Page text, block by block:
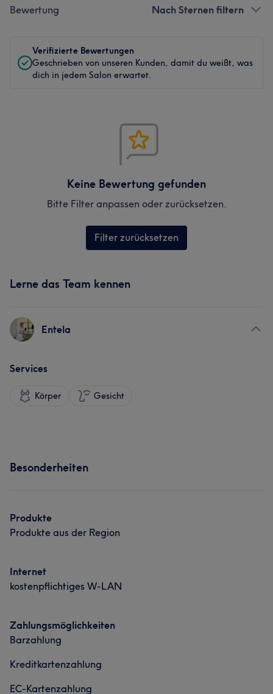
Bewertung Nach Sternen filtern
Verifizierte Bewertungen
Geschrieben von unseren Kunden, damit du weißt, was
dich in jedem Salon erwartet.
Keine Bewertung gefunden
Bitte Filter anpassen oder zurücksetzen.
Filter zurücksetzen
Lerne das Team kennen
Entela
Services
Körper Gesicht
Besonderheiten
Produkte
Produkte aus der Region
Internet
kostenpflichtiges W-LAN
Zahlungsmöglichkeiten
Barzahlung
Kreditkartenzahlung
EC-Kartenzahlung